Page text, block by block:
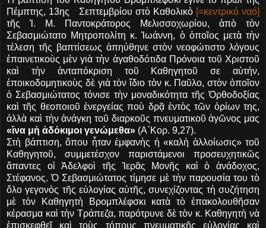
Πέμπτης, 13ης Σεπτεμβρίου στὸ Καθολικὸ [=κεντρικό ναό]
τῆς Ἱ. Μ. Παντοκράτορος Μελισσοχωρίου, ἀπὸ τὸν
Σεβασμιώτατο Μητροπολίτη κ. Ἰωάννη, ὁ ὁποῖος μετὰ τὴν
τέλεση τῆς βαπτίσεως ἀπηύθηνε στὸν νεοφώτιστο λόγους
ἐπαινετικοὺς μὲν γιὰ τὴν ἀγαθοδότιδα Πρόνοια τοῦ Χριστοῦ
καὶ τὴν ἀνταπόκριση τοῦ Καθηγητοῦ σε αὐτήν,
ἐποικοδομητικοὺς δὲ γιὰ τὸν ἴδιο τὸν κ. Παῦλο, στὸν ὁποῖον
ὁ Σεβασμιώτατος τόνισε τὴν μοναδικότητα τῆς Ὀρθοδοξίας
καὶ τῆς θεοποιοῦ ἐνεργείας ποὺ δρᾷ ἐντὸς τῶν ὁρίων της,
ἀλλὰ καὶ τὴν ἀνάγκη τοῦ διαρκοῦς πνευματικοῦ ἀγῶνος μας
«ἵνα μὴ ἀδόκιμοι γενώμεθα» (Α΄Κορ. 9,27).
Στὴ βάπτιση, ὅπου ἦταν ἐμφανὴς ἡ «καλὴ ἀλλοίωσις» τοῦ
Καθηγητοῦ, συμμετέσχον παριστάμενοι προσευχητικῶς
ἅπαντες οἱ Ἀδελφοὶ τῆς Ἱερᾶς Μονῆς καὶ ὁ ἀνάδοχος,
Στέφανος. Ὁ Σεβασμιώτατος τίμησε μὲ τὴν παρουσία του τὸ
ὅλο γεγονὸς τῆς εὐλογίας αὐτῆς, συνεχίζοντας τὴ συζήτηση
μὲ τὸν Καθηγητὴ Βρομπλέφσκι κατὰ τὸ ἐπακολουθῆσαν
κέρασμα καὶ τὴν Τράπεζα, παρότρυνε δὲ τὸν κ. Καθηγητὴ νὰ
ἐπισκεφθεῖ καὶ τοὺς τόπους πνευματικῆς εὐλογίας καὶ